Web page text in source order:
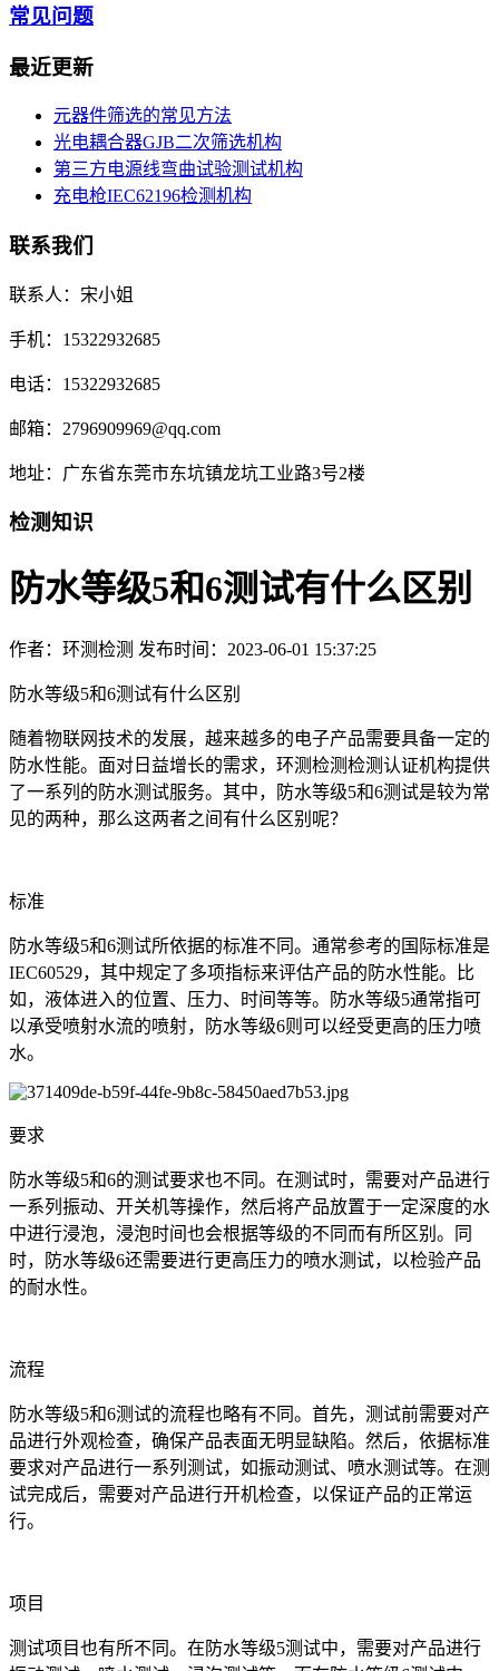
常见问题
最近更新
元器件筛选的常见方法
光电耦合器GJB二次筛选机构
第三方电源线弯曲试验测试机构
充电枪IEC62196检测机构
联系我们
联系人：宋小姐
手机：15322932685
电话：15322932685
邮箱：2796909969@qq.com
地址：广东省东莞市东坑镇龙坑工业路3号2楼
检测知识
防水等级5和6测试有什么区别
作者：环测检测 发布时间：2023-06-01 15:37:25
防水等级5和6测试有什么区别
随着物联网技术的发展，越来越多的电子产品需要具备一定的
防水性能。面对日益增长的需求，环测检测检测认证机构提供
了一系列的防水测试服务。其中，防水等级5和6测试是较为常
见的两种，那么这两者之间有什么区别呢？
标准
防水等级5和6测试所依据的标准不同。通常参考的国际标准是
IEC60529，其中规定了多项指标来评估产品的防水性能。比
如，液体进入的位置、压力、时间等等。防水等级5通常指可
以承受喷射水流的喷射，防水等级6则可以经受更高的压力喷
水。
要求
防水等级5和6的测试要求也不同。在测试时，需要对产品进行
一系列振动、开关机等操作，然后将产品放置于一定深度的水
中进行浸泡，浸泡时间也会根据等级的不同而有所区别。同
时，防水等级6还需要进行更高压力的喷水测试，以检验产品
的耐水性。
流程
防水等级5和6测试的流程也略有不同。首先，测试前需要对产
品进行外观检查，确保产品表面无明显缺陷。然后，依据标准
要求对产品进行一系列测试，如振动测试、喷水测试等。在测
试完成后，需要对产品进行开机检查，以保证产品的正常运
行。
项目
测试项目也有所不同。在防水等级5测试中，需要对产品进行